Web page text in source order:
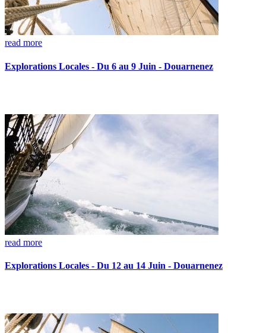
read more
Explorations Locales - Du 6 au 9 Juin - Douarnenez
read more
Explorations Locales - Du 12 au 14 Juin - Douarnenez